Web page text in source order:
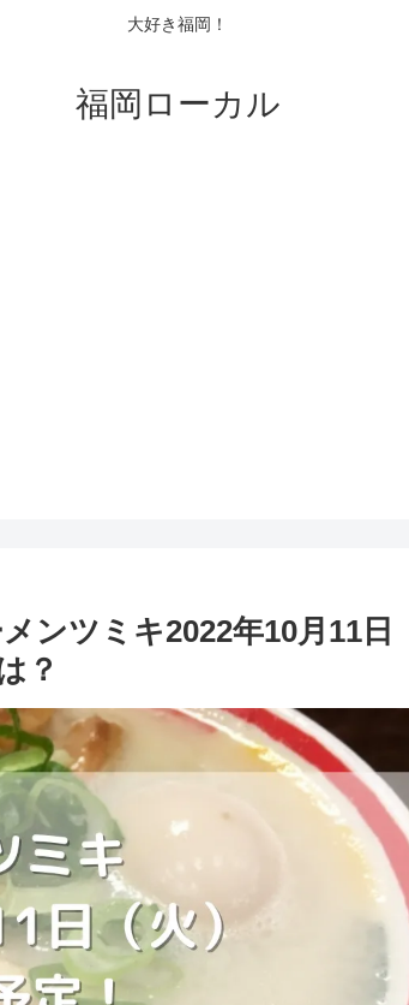
大好き福岡！
福岡ローカル
ンツミキ2022年10月11日
？